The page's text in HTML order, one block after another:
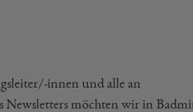
innen und alle an
Newsletters möchten wir in